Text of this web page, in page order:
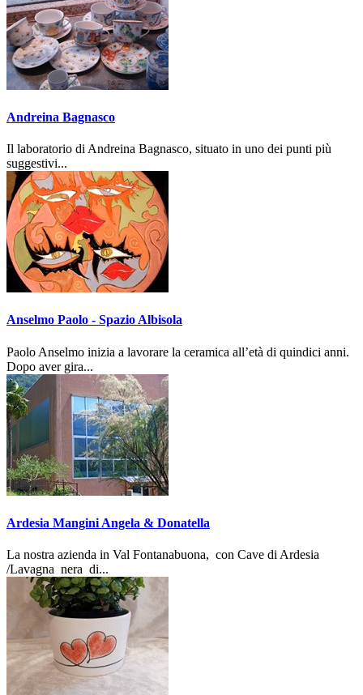
Andreina Bagnasco
Il laboratorio di Andreina Bagnasco, situato in uno dei punti più
suggestivi...
Anselmo Paolo - Spazio Albisola
Paolo Anselmo inizia a lavorare la ceramica all’età di quindici anni.
Dopo aver gira...
Ardesia Mangini Angela & Donatella
La nostra azienda in Val Fontanabuona, con Cave di Ardesia
/Lavagna nera di...